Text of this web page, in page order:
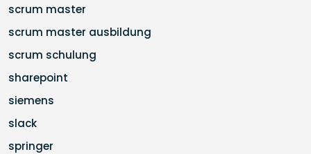
scrum master
scrum master ausbildung
scrum schulung
sharepoint
siemens
slack
springer